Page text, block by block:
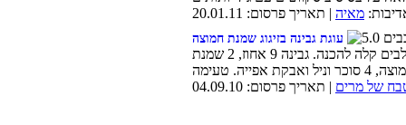
מאיה | תאריך פרסום: 20.01.11
עוגת גבינה בזיגוג שמנת חמוצה
עוגה בשלושה שלבים קלה להכנה. גבינה 9 אחוז, 2 שמנת
של מרים | תאריך פרסום: 04.09.10